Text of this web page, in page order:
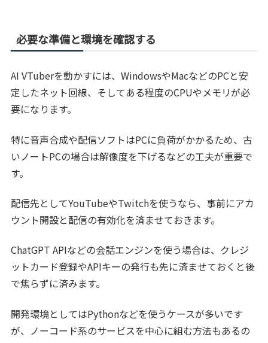
必要な準備と環境を確認する
AI VTuberを動かすには、WindowsやMacなどのPCと安
定したネット回線、そしてある程度のCPUやメモリが必
要になります。
特に音声合成や配信ソフトはPCに負荷がかかるため、古
いノートPCの場合は解像度を下げるなどの工夫が重要で
す。
配信先としてYouTubeやTwitchを使うなら、事前にアカ
ウント開設と配信の有効化を済ませておきます。
ChatGPT APIなどの会話エンジンを使う場合は、クレジ
ットカード登録やAPIキーの発行も先に済ませておくと後
で焦らずに済みます。
開発環境としてはPythonなどを使うケースが多いです
が、ノーコード系のサービスを中心に組む方法もあるの